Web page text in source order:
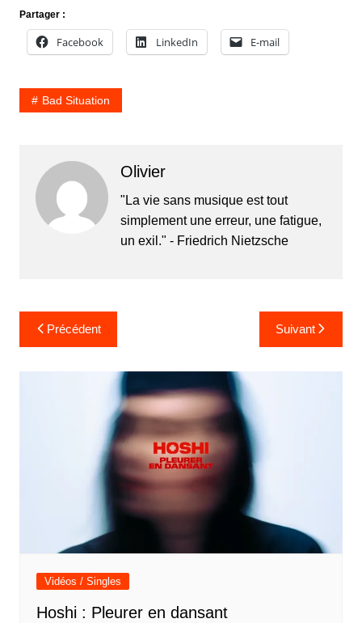
Partager :
Facebook LinkedIn E-mail
Bad Situation
Olivier
"La vie sans musique est tout
simplement une erreur, une fatigue,
un exil." - Friedrich Nietzsche
Navigation
de
l’article
Précédent Suivant
Vidéos / Singles
Hoshi : Pleurer en dansant